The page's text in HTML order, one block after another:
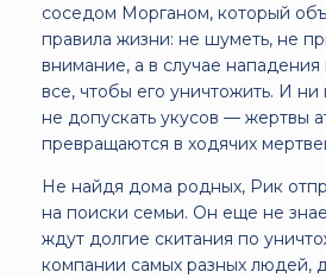
соседом Морганом, который
правила жизни: не шуметь, не
внимание, а в случае нападения
все, чтобы его уничтожить. И ни
не допускать укусов — жертвы
превращаются в ходячих
Не найдя дома родных, Рик
на поиски семьи. Он еще не
ждут долгие скитания по
компании самых разных людей,